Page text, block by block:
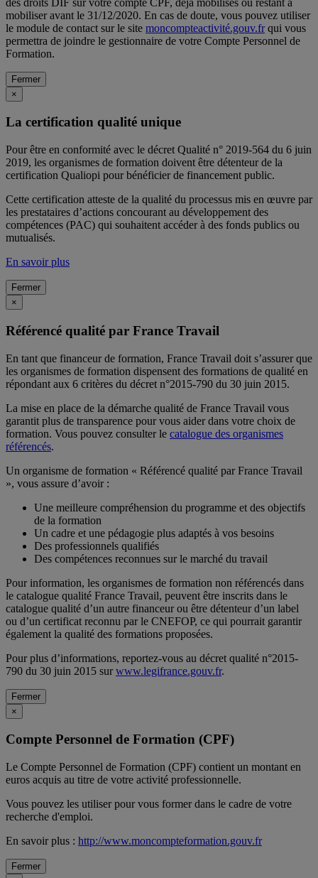
mobiliser avant le 31/12/2020. En cas de doute, vous pouvez utiliser
le module de contact sur le site moncompteactivité.gouv.frqui vous
permettra de joindre le gestionnaire de votre Compte Personnel de
Formation.
Fermer
×
La certification qualité unique
Pour être en conformité avec le décret Qualité n° 2019-564 du 6 juin
2019, les organismes de formation doivent être détenteur de la
certification Qualiopi pour bénéficier de financement public.
Cette certification atteste de la qualité du processus mis en œuvre par
les prestataires d’actions concourant au développement des
compétences (PAC) qui souhaitent accéder à des fonds publics ou
mutualisés.
En savoir plus
Fermer
×
Référencé qualité par France Travail
En tant que financeur de formation, France Travail doit s’assurer que
les organismes de formation dispensent des formations de qualité en
répondant aux 6 critères du décret n°2015-790 du 30 juin 2015.
La mise en place de la démarche qualité de France Travail vous
garantit plus de transparence pour vous aider dans votre choix de
formation. Vous pouvez consulter le catalogue des organismes
référencés.
Un organisme de formation « Référencé qualité par France Travail
», vous assure d’avoir :
Une meilleure compréhension du programme et des objectifs
de la formation
Un cadre et une pédagogie plus adaptés à vos besoins
Des professionnels qualifiés
Des compétences reconnues sur le marché du travail
Pour information, les organismes de formation non référencés dans
le catalogue qualité France Travail, peuvent être inscrits dans le
catalogue qualité d’un autre financeur ou être détenteur d’un label
ou d’un certificat reconnu par le CNEFOP, ce qui pourrait garantir
également la qualité des formations proposées.
Pour plus d’informations, reportez-vous au décret qualité n°2015-
790 du 30 juin 2015 surwww.legifrance.gouv.fr.
Fermer
×
Compte Personnel de Formation (CPF)
Le Compte Personnel de Formation (CPF) contient un montant en
euros acquis au titre de votre activité professionnelle.
Vous pouvez les utiliser pour vous former dans le cadre de votre
recherche d'emploi.
En savoir plus : http://www.moncompteformation.gouv.fr
Fermer